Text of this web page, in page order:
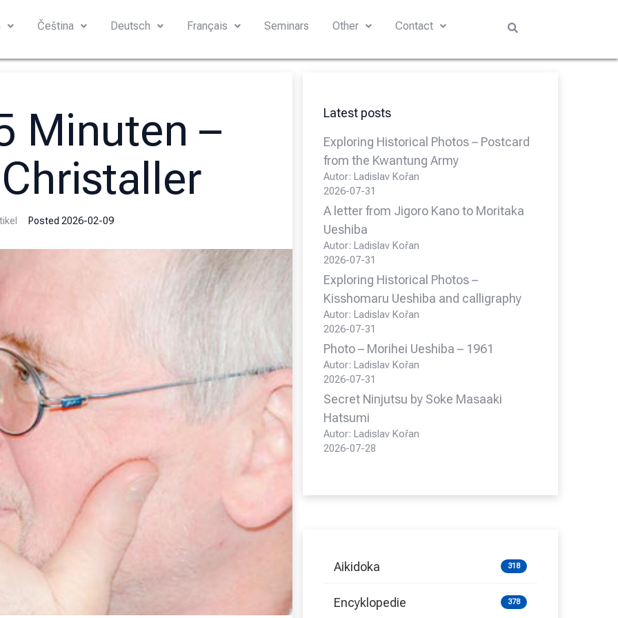
Čeština Deutsch Français Seminars Other Contact
Minuten –
Posted 2026-02-09
Latest posts
Exploring Historical Photos – Postcard
from the Kwantung Army
Autor: Ladislav Kořan
2026-07-31
A letter from Jigoro Kano to Moritaka
Ueshiba
Autor: Ladislav Kořan
2026-07-31
Exploring Historical Photos –
Kisshomaru Ueshiba and calligraphy
Autor: Ladislav Kořan
2026-07-31
Photo – Morihei Ueshiba – 1961
Autor: Ladislav Kořan
2026-07-31
Secret Ninjutsu by Soke Masaaki
Hatsumi
Autor: Ladislav Kořan
2026-07-28
Aikidoka 318
Encyklopedie 378